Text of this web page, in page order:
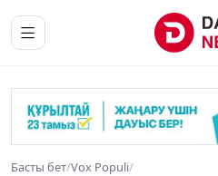
Басты бет/Vox Populi/